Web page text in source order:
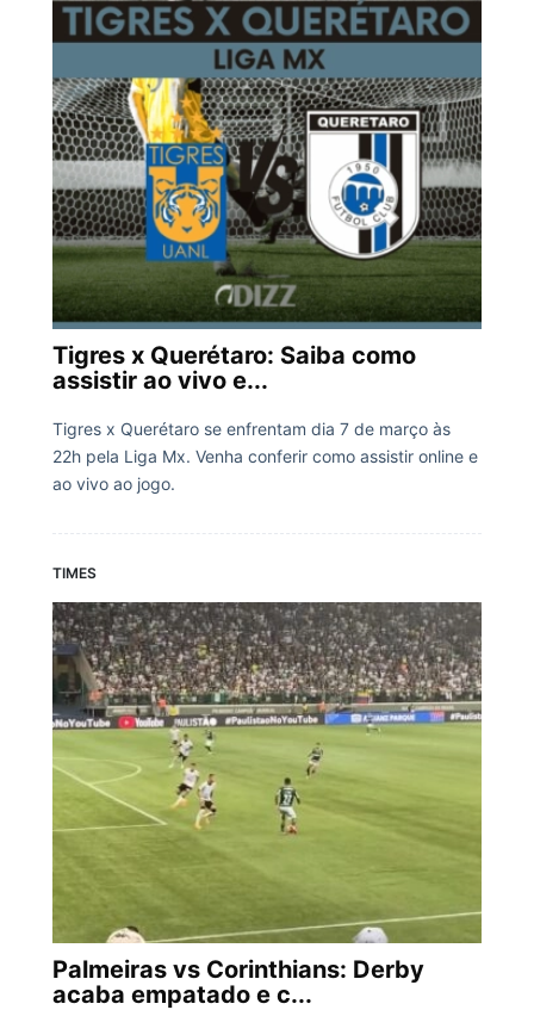
Tigres x Querétaro: Saiba como
assistir ao vivo e...
Tigres x Querétaro se enfrentam dia 7 de março às
22h pela Liga Mx. Venha conferir como assistir online e
ao vivo ao jogo.
TIMES
Palmeiras vs Corinthians: Derby
acaba empatado e c...